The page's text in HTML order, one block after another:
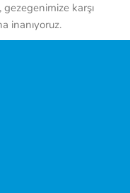
karşı
inanıyoruz.